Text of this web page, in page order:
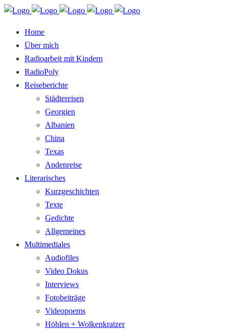
Home
Über mich
Radioarbeit mit Kindern
RadioPoly
Reiseberichte
Städtereisen
Georgien
Albanien
China
Texas
Andenreise
Literarisches
Kurzgeschichten
Texte
Gedichte
Allgemeines
Multimediales
Audiofiles
Video Dokus
Interviews
Fotobeiträge
Videopoems
Höhlen + Wolkenkratzer